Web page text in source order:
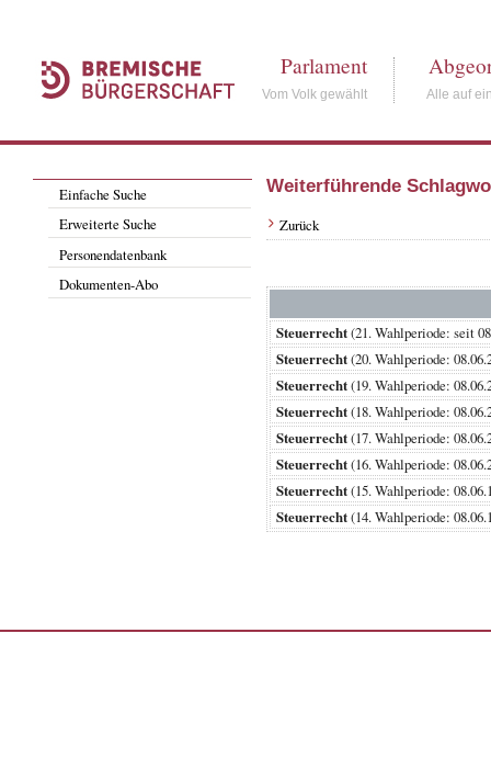
Parlament
Vom Volk gewählt Alle auf
Einfache Suche
Erweiterte Suche
Personendatenbank
Dokumenten-Abo
Weiterführende
Zurück
Steuerrecht(21. Wahlperiode:
Steuerrecht(20. Wahlperiode:
Steuerrecht(19. Wahlperiode:
Steuerrecht(18. Wahlperiode:
Steuerrecht(17. Wahlperiode:
Steuerrecht(16. Wahlperiode:
Steuerrecht(15. Wahlperiode:
Steuerrecht(14. Wahlperiode: